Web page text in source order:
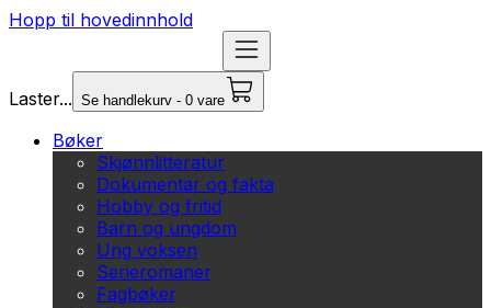
Hopp til hovedinnhold
Laster... Se handlekurv - 0 vare
Bøker
Skjønnlitteratur
Dokumentar og fakta
Hobby og fritid
Barn og ungdom
Ung voksen
Serieromaner
Fagbøker